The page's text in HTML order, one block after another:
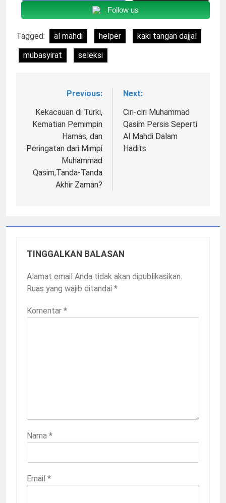
Follow us
Tagged: al mahdi helper
kaki tangan dajjal
mubasyirat
seleksi
Navigasi
pos
Previous:
Kekacauan di Turki,
Kematian Pemimpin
Hamas, dan
Peringatan dari Mimpi
Muhammad
Qasim,Tanda-Tanda
Akhir Zaman?
Next:
Ciri-ciri Muhammad
Qasim Persis Seperti
Al Mahdi Dalam
Hadits
TINGGALKAN BALASAN
Alamat email Anda tidak akan dipublikasikan.
Ruas yang wajib ditandai *
Komentar *
Nama *
Email *